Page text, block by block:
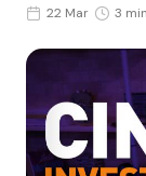
22 Mar 3